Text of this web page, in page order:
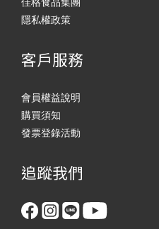
隱私權政策
客戶服務
會員權益說明
購買須知
發票登錄活動
追蹤我們